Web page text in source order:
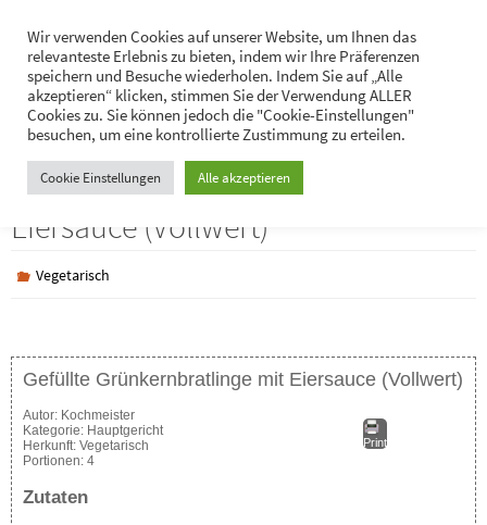
Inhalt
springen
Hans-Jürgen Lukaschik
Persönliches
Gefüllte Grünkernbratlinge mit
Eiersauce (Vollwert)
Vegetarisch
Gefüllte Grünkernbratlinge mit Eiersauce (Vollwert)
Print
Autor: Kochmeister
Kategorie: Hauptgericht
Herkunft: Vegetarisch
Portionen: 4
Zutaten
Wir verwenden Cookies auf unserer Website, um Ihnen das
relevanteste Erlebnis zu bieten, indem wir Ihre Präferenzen
speichern und Besuche wiederholen. Indem Sie auf „Alle
akzeptieren“ klicken, stimmen Sie der Verwendung ALLER
Cookies zu. Sie können jedoch die "Cookie-Einstellungen"
besuchen, um eine kontrollierte Zustimmung zu erteilen.
Cookie Einstellungen Alle akzeptieren